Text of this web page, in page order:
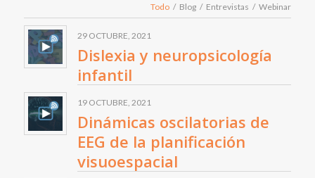
Todo / Blog / Entrevistas / Webinar
29 OCTUBRE, 2021
Dislexia y neuropsicología
infantil
19 OCTUBRE, 2021
Dinámicas oscilatorias de
EEG de la planificación
visuoespacial